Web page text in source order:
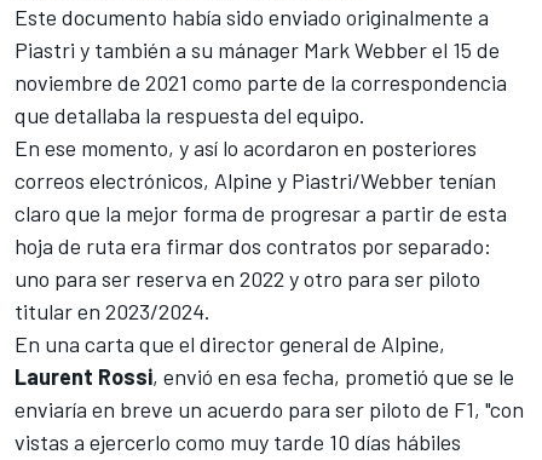
Este documento había sido enviado originalmente a
Piastri y también a su mánager Mark Webberel 15 de
noviembre de 2021 como parte de la correspondencia
que detallaba la respuesta del equipo.
En ese momento, y así lo acordaron en posteriores
correos electrónicos, Alpine y Piastri/Webber tenían
claro que la mejor forma de progresar a partir de esta
hoja de ruta era firmar dos contratos por separado:
uno para ser reserva en 2022 y otro para ser piloto
titular en 2023/2024.
En una carta que el director general de Alpine,
Laurent Rossi, envió en esa fecha, prometió que se le
enviaría en breve un acuerdo para ser piloto de F1, "con
vistas a ejercerlo como muy tarde 10 días hábiles